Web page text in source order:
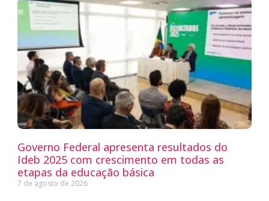
Governo Federal apresenta resultados do
Ideb 2025 com crescimento em todas as
etapas da educação básica
7 de agosto de 2026